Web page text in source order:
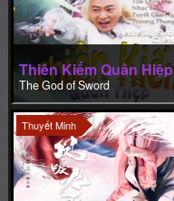
Thiên Kiếm Quần Hiệp
The God of Sword
Thuyết Minh